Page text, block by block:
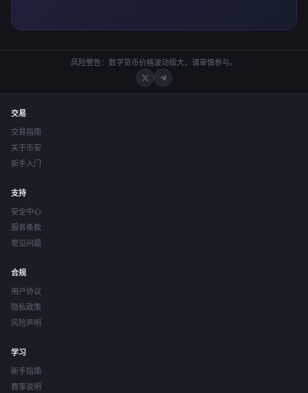
风险警告：数字货币价格波动极大，请审慎参与。
交易
交易指南
关于币安
新手入门
支持
安全中心
服务条款
常见问题
合规
用户协议
隐私政策
风险声明
学习
新手指南
费率说明